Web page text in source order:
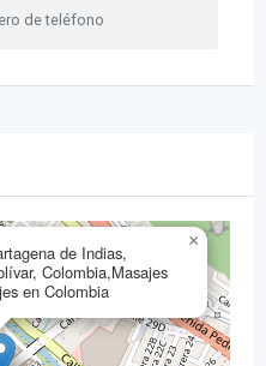
de teléfono
de Indias,
Colombia,Masajes
en Colombia
×